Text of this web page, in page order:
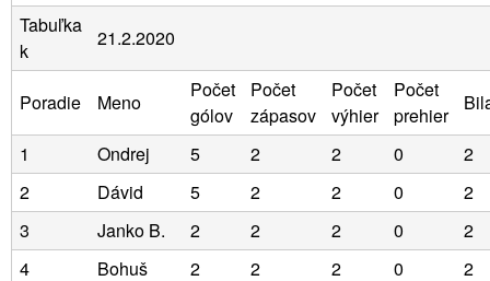
Tabuľka
k
21.2.2020
Poradie Meno
Počet
gólov
Počet
zápasov
Počet
výhier
Počet
prehier
1 Ondrej 5 2 2 0
2
2
Dávid 5 2 2 0
2
3
Janko B. 2 2 2 0
2
4
Bohuš 2 2 2 0
2